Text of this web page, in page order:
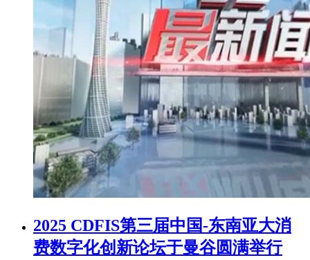
2025 CDFIS第三届中国-东南亚大消
费数字化创新论坛于曼谷圆满举行